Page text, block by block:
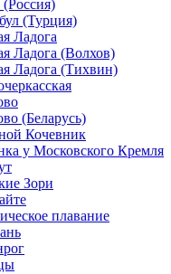
(Турция)
Ладога
Ладога (Волхов)
Ладога (Тихвин)
(Беларусь)
Кочевник
у Московского Кремля
Зори
плавание